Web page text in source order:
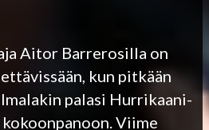
Aitor Barrerosilla on
kun pitkään
palasi Hurrikaani-
Viime